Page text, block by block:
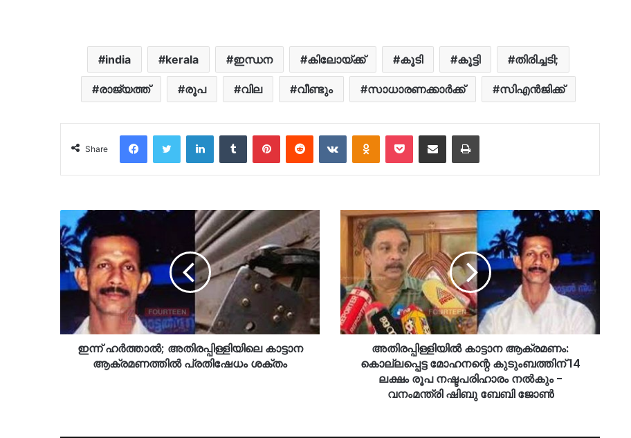
india kerala ഇന്ധന കിലോയ്ക്ക് കൂടി കൂട്ടി തിരിച്ചടി;
രാജ്യത്ത് രൂപ വില വീണ്ടും സാധാരണക്കാര്‍ക്ക് സിഎൻജിക്ക്
Share
FacebookTwitter LinkedInTumblr PinterestReddit VKontakteOdnoklassniki
Pocket Share via Email Print
ഇന്ന് ഹർത്താൽ; അതിരപ്പിള്ളിയിലെ കാട്ടാന
ആക്രമണത്തിൽ പ്രതിഷേധം ശക്തം
അതിരപ്പിള്ളിയിൽ കാട്ടാന ആക്രമണം:
കൊല്ലപ്പെട്ട മോഹനന്റെ കുടുംബത്തിന് 14
ലക്ഷം രൂപ നഷ്ടപരിഹാരം നൽകും -
വനംമന്ത്രി ഷിബു ബേബി ജോൺ